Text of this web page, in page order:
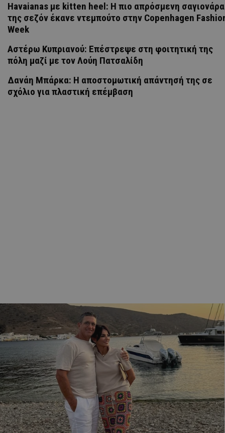
Havaianas με kitten heel: Η πιο απρόσμενη σαγιονάρα
της σεζόν έκανε ντεμπούτο στην Copenhagen
Week
Αστέρω Κυπριανού: Επέστρεψε στη φοιτητική της
πόλη μαζί με τον Λούη Πατσαλίδη
Δανάη Μπάρκα: Η αποστομωτική απάντησή της σε
σχόλιο για πλαστική επέμβαση